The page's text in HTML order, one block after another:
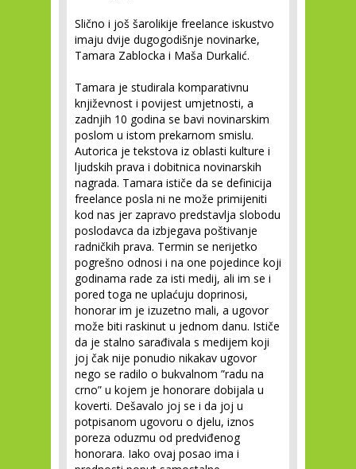
Slično i još šarolikije freelance iskustvo
imaju dvije dugogodišnje novinarke,
Tamara Zablocka i Maša Durkalić.
Tamara je studirala komparativnu
književnost i povijest umjetnosti, a
zadnjih 10 godina se bavi novinarskim
poslom u istom prekarnom smislu.
Autorica je tekstova iz oblasti kulture i
ljudskih prava i dobitnica novinarskih
nagrada. Tamara ističe da se definicija
freelance posla ni ne može primijeniti
kod nas jer zapravo predstavlja slobodu
poslodavca da izbjegava poštivanje
radničkih prava. Termin se nerijetko
pogrešno odnosi i na one pojedince koji
godinama rade za isti medij, ali im se i
pored toga ne uplaćuju doprinosi,
honorar im je izuzetno mali, a ugovor
može biti raskinut u jednom danu. Ističe
da je stalno sarađivala s medijem koji
joj čak nije ponudio nikakav ugovor
nego se radilo o bukvalnom ”radu na
crno” u kojem je honorare dobijala u
koverti. Dešavalo joj se i da joj u
potpisanom ugovoru o djelu, iznos
poreza oduzmu od predviđenog
honorara. Iako ovaj posao ima i